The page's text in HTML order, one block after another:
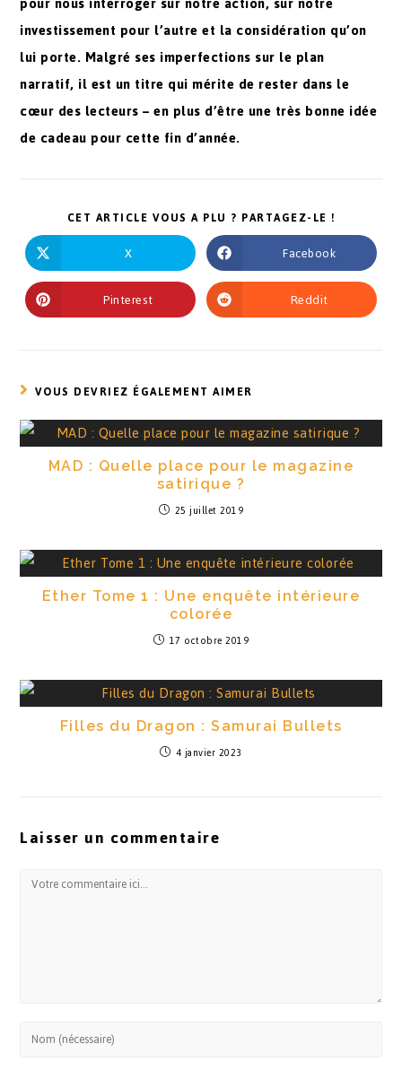
investissement pour l’autre et la considération qu’on
lui porte. Malgré ses imperfections sur le plan
narratif, il est un titre qui mérite de rester dans le
cœur des lecteurs – en plus d’être une très bonne idée
de cadeau pour cette fin d’année.
CET ARTICLE VOUS A PLU ? PARTAGEZ-LE !
X Facebook
Pinterest Reddit
VOUS DEVRIEZ ÉGALEMENT AIMER
MAD : Quelle place pour le magazine
satirique ?
25 juillet 2019
Ether Tome 1 : Une enquête intérieure
colorée
17 octobre 2019
Filles du Dragon : Samurai Bullets
4 janvier 2023
Laisser un commentaire